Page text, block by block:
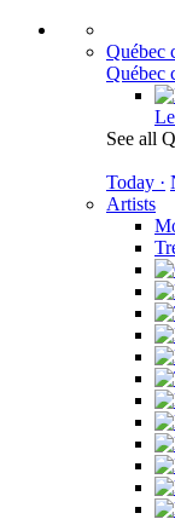
Québec
Québec
See all
Today ·
Artists